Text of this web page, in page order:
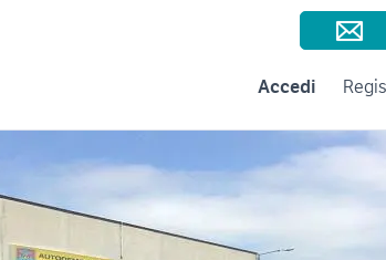
Subito per le Aziende
Accedi